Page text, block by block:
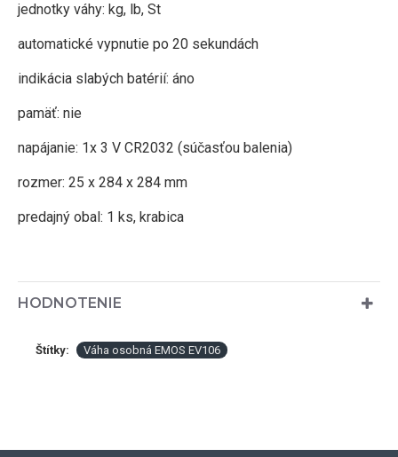
jednotky váhy: kg, lb, St
automatické vypnutie po 20 sekundách
indikácia slabých batérií: áno
pamäť: nie
napájanie: 1x 3 V CR2032 (súčasťou balenia)
rozmer: 25 x 284 x 284 mm
predajný obal: 1 ks, krabica
HODNOTENIE
Štítky: Váha osobná EMOS EV106